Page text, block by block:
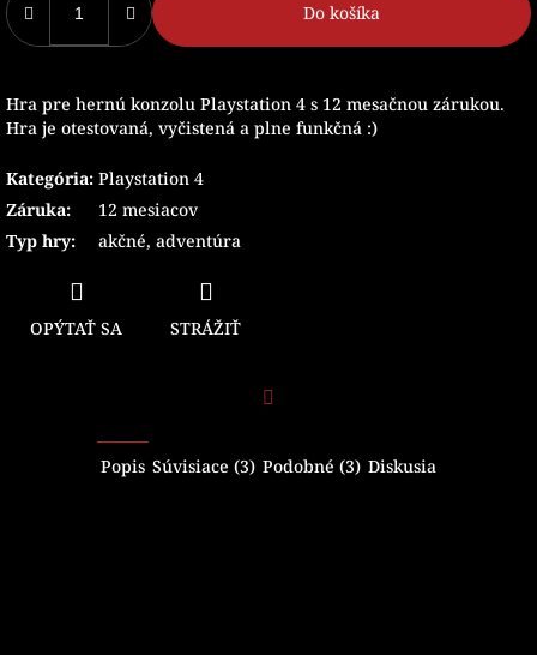
Do košíka
Hra pre hernú konzolu Playstation 4 s 12 mesačnou zárukou.
Hra je otestovaná, vyčistená a plne funkčná :)
Kategória: Playstation 4
Záruka:
12 mesiacov
Typ hry: akčné, adventúra
OPÝTAŤ SA STRÁŽIŤ
Popis Súvisiace (3) Podobné (3) Diskusia